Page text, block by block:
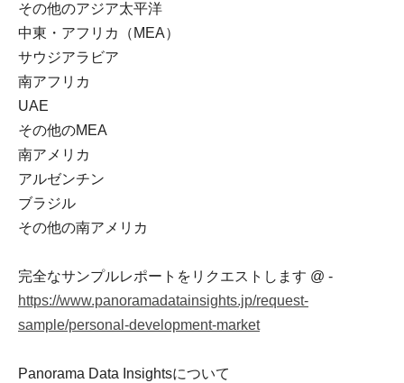
その他のアジア太平洋
中東・アフリカ（MEA）
サウジアラビア
南アフリカ
UAE
その他のMEA
南アメリカ
アルゼンチン
ブラジル
その他の南アメリカ
完全なサンプルレポートをリクエストします @ -
https://www.panoramadatainsights.jp/request-
sample/personal-development-market
Panorama Data Insightsについて